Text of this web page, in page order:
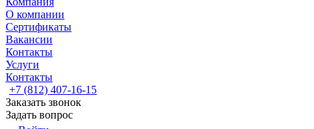
О компании
Сертификаты
Вакансии
Контакты
Услуги
Контакты
+7 (812) 407-16-15
Заказать звонок
Задать вопрос